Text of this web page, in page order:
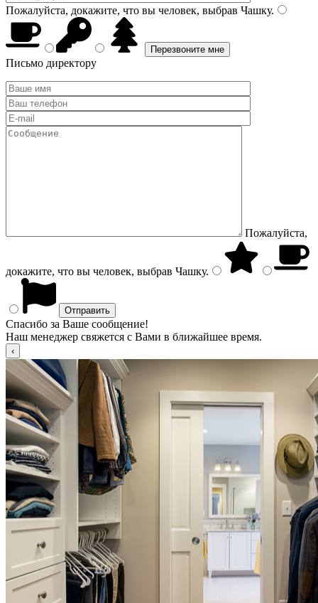
Пожалуйста, докажите, что вы человек, выбрав Чашку.
Письмо директору
Пожалуйста,
докажите, что вы человек, выбрав Чашку.
Спасибо за Ваше сообщение!
Наш менеджер свяжется с Вами в ближайшее время.